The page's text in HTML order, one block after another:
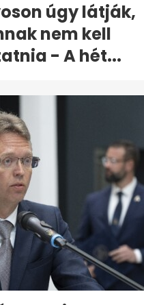
úgy látják,
nem kell
- A hét...